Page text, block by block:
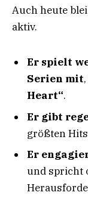
Auch heute
aktiv.
Er spielt
Serien mit
Heart“.
Er gibt
größten
Er
und spricht